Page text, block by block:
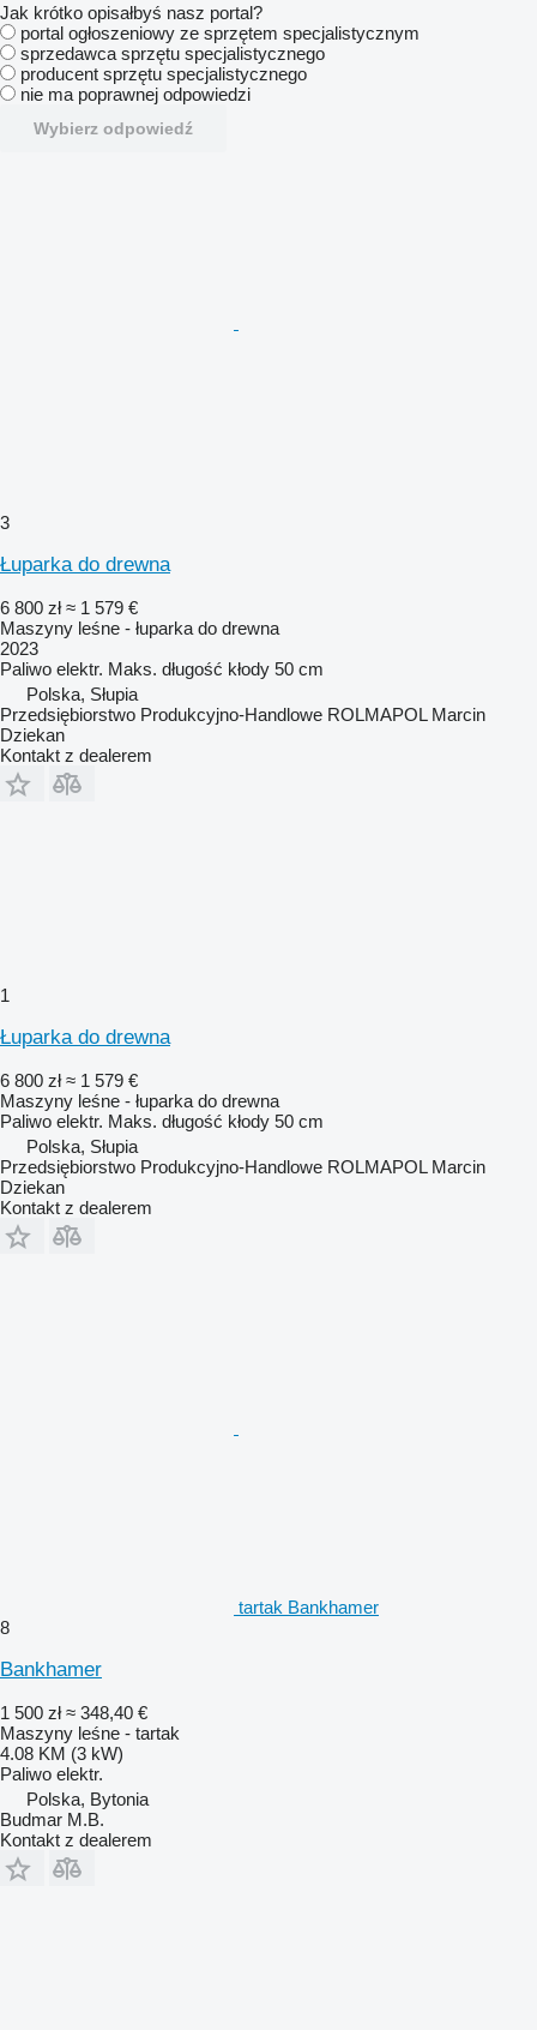
Jak krótko opisałbyś nasz portal?
portal ogłoszeniowy ze sprzętem specjalistycznym
sprzedawca sprzętu specjalistycznego
producent sprzętu specjalistycznego
nie ma poprawnej odpowiedzi
Wybierz odpowiedź
3
Łuparka do drewna
6 800 zł ≈ 1 579 €
Maszyny leśne - łuparka do drewna
2023
Paliwo elektr. Maks. długość kłody 50 cm
Polska, Słupia
Przedsiębiorstwo Produkcyjno-Handlowe ROLMAPOL Marcin
Dziekan
Kontakt z dealerem
1
Łuparka do drewna
6 800 zł ≈ 1 579 €
Maszyny leśne - łuparka do drewna
Paliwo elektr. Maks. długość kłody 50 cm
Polska, Słupia
Przedsiębiorstwo Produkcyjno-Handlowe ROLMAPOL Marcin
Dziekan
Kontakt z dealerem
tartak Bankhamer
8
Bankhamer
1 500 zł ≈ 348,40 €
Maszyny leśne - tartak
4.08 KM (3 kW)
Paliwo elektr.
Polska, Bytonia
Budmar M.B.
Kontakt z dealerem